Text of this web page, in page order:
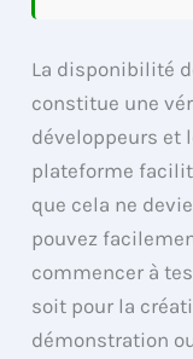
La disponibilité
constitue une
développeurs et
plateforme
que cela ne
pouvez
commencer à
soit pour la
démonstration